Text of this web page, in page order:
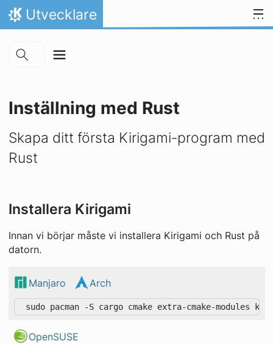
Skip to main content
Gå till innehåll
Hem
Utvecklare
Inställning med Rust
Skapa ditt första Kirigami-program med
Rust
Installera Kirigami
Innan vi börjar måste vi installera Kirigami och Rust på
datorn.
Manjaro Arch
OpenSUSE